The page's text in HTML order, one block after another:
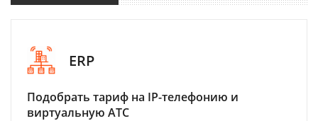
ERP
Подобрать тариф на IP-телефонию и
виртуальную АТС